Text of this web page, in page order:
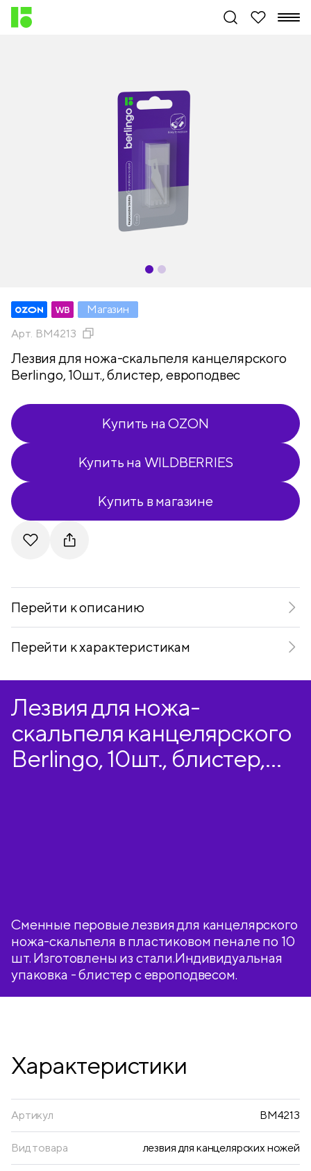
Магазин
Арт. BM4213
Лезвия для ножа-скальпеля канцелярского
Berlingo, 10шт., блистер, европодвес
Купить на OZON
Купить на WILDBERRIES
Купить в магазине
Перейти к описанию
Перейти к характеристикам
Лезвия для ножа-
скальпеля канцелярского
Berlingo, 10шт., блистер,
Сменные перовые лезвия для канцелярского
ножа-скальпеля в пластиковом пенале по 10
шт. Изготовлены из стали.Индивидуальная
упаковка - блистер с европодвесом.
Характеристики
Артикул BM4213
Вид товара лезвия для канцелярских ножей